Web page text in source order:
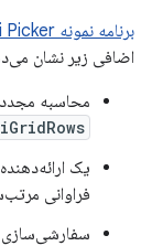
برنامه نمونه Emoji Picker
اضافی زیر نشان
محاسبه
یک
فراوانی